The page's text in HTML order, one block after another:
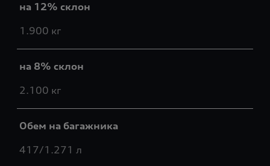
на 12% склон
1.900 кг
на 8% склон
2.100 кг
Обем на багажника
417/1.271 л